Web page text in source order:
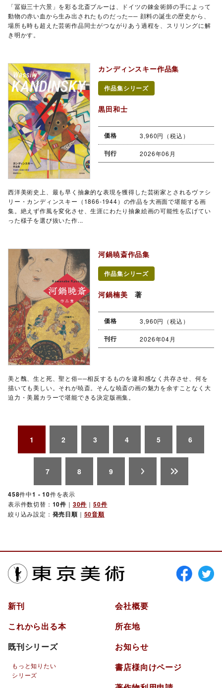
「冨嶽三十六景」を彩る北斎ブルーは、ドイツの錬金術師の手によって
動物の赤い血から生み出されたものだった── 顔料の誕生の歴史から、
場所も時も超えた芸術作品同士がつながりあう過程を、スリリングに解
き明かす。
カンディンスキー作品集
作品集シリーズ
黒田和士
価格 3,960円（税込）
刊行 2026年06月
西洋美術史上、最も早く抽象的な表現を獲得した芸術家とされるヴァシ
リー・カンディンスキー（1866-1944）の作品を大画面で堪能する画
集。絶えず作風を変化させ、生涯にわたり抽象絵画の可能性を広げてい
った様子を選び抜いた作...
河鍋暁斎作品集
作品集シリーズ
河鍋楠美 著
価格 3,960円（税込）
刊行 2026年04月
美と醜、生と死、聖と俗──相反するものを違和感なく共存させ、何を
描いても美しい。それが暁斎。そんな暁斎の画の魅力を余すことなく大
迫力・美麗カラーで堪能できる決定版画集。
1 2 3 4 5 6
7 8 9
458件中1 - 10件を表示
表示件数切替： 10件 ｜ 30件 ｜50件
絞り込み設定： 発売日順 ｜ 50音順
新刊
これから出る本
既刊シリーズ
もっと知りたい
シリーズ
会社概要
所在地
お知らせ
書店様向けページ